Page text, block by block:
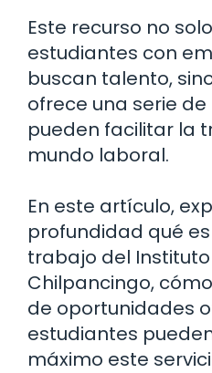
Este recurso no
estudiantes con
buscan talento,
ofrece una serie
pueden facilitar la
mundo laboral.
En este artículo,
profundidad qué
trabajo del
Chilpancingo,
de oportunidades
estudiantes
máximo este